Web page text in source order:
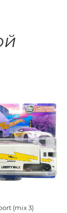
(mix 3)